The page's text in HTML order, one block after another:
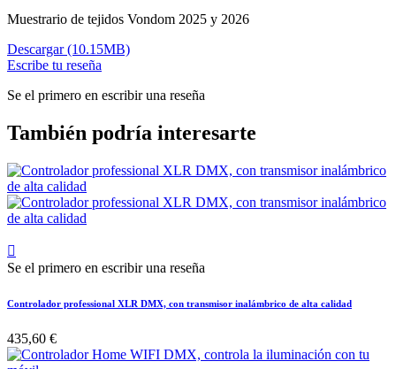
Muestrario de tejidos Vondom 2025 y 2026
Descargar (10.15MB)
Escribe tu reseña
Se el primero en escribir una reseña
También podría interesarte

Se el primero en escribir una reseña
Controlador professional XLR DMX, con transmisor inalámbrico de alta calidad
435,60 €